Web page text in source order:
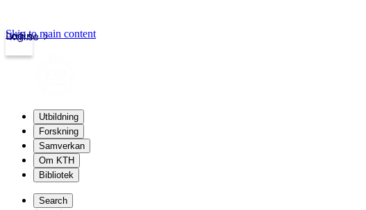
kth.se
Login
Skip to main content
Utbildning
Forskning
Samverkan
Om KTH
Bibliotek
Search